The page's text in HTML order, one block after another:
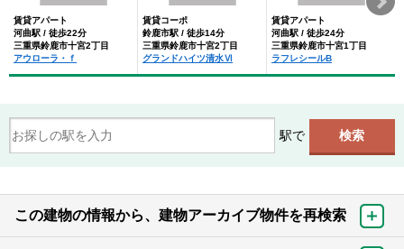
賃貸アパート
河曲駅 / 徒歩22分
三重県鈴鹿市十宮2丁目
アウローラ・ｆ
賃貸コーポ
鈴鹿市駅 / 徒歩14分
三重県鈴鹿市十宮2丁目
グランドハイツ清水Ⅵ
賃貸アパート
河曲駅 / 徒歩24分
三重県鈴鹿市十宮1丁目
ラフレシールB
駅で
この建物の情報から、建物アーカイブ物件を再検索